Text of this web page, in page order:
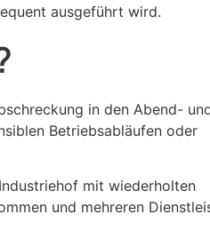
ausgeführt wird.
in den Abend-
Betriebsabläufen oder
mit wiederholten
und mehreren